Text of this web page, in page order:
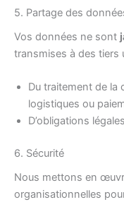
5. Partage des
Vos données ne sont
transmises à des tiers
Du traitement de la
logistiques ou
D’obligations
6. Sécurité
Nous mettons en
organisationnelles